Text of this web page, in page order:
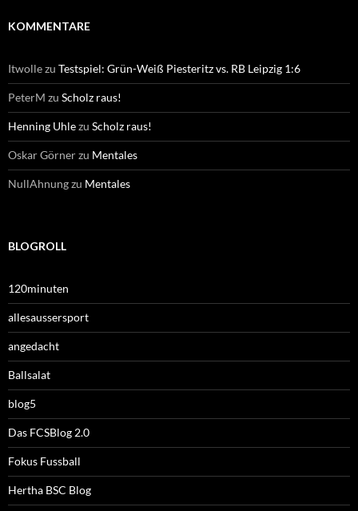
KOMMENTARE
Itwollezu Testspiel: Grün-Weiß Piesteritz vs. RB Leipzig 1:6
PeterM zu Scholz raus!
Henning Uhlezu Scholz raus!
Oskar Görnerzu Mentales
NullAhnungzu Mentales
BLOGROLL
120minuten
allesaussersport
angedacht
Ballsalat
blog5
Das FCSBlog 2.0
Fokus Fussball
Hertha BSC Blog